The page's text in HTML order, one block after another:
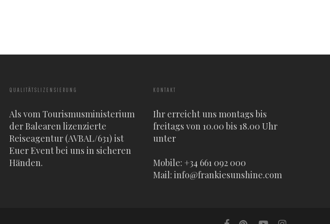
QUALITÄTSLIZENSIERUNG
Als vom Tourismusministerium
der Balearen lizenzierte
Reiseagentur (AVBAL/631) ist
Euer Event bei uns in sicheren
Händen.
KONTAKT
Ihr erreicht uns montags bis
freitags von 10.00 bis 18.00 Uhr
unter
Mobile: +34 661 092 000
Mail:info@frankiesunshine.com